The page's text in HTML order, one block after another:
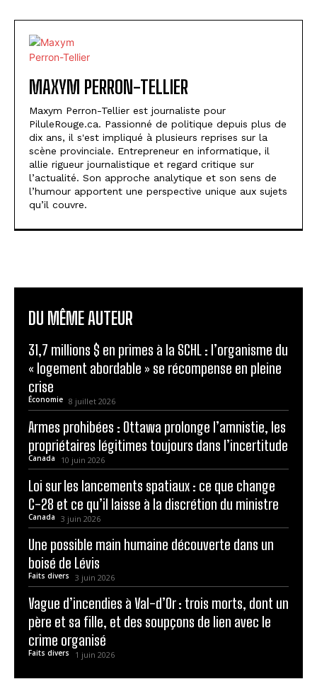
MAXYM PERRON-TELLIER
Maxym Perron-Tellier est journaliste pour
PiluleRouge.ca. Passionné de politique depuis plus de
dix ans, il s'est impliqué à plusieurs reprises sur la
scène provinciale. Entrepreneur en informatique, il
allie rigueur journalistique et regard critique sur
l’actualité. Son approche analytique et son sens de
l’humour apportent une perspective unique aux sujets
qu’il couvre.
DU MÊME AUTEUR
31,7 millions $ en primes à la SCHL : l’organisme du
« logement abordable » se récompense en pleine
crise
Économie 8 juillet 2026
Armes prohibées : Ottawa prolonge l’amnistie, les
propriétaires légitimes toujours dans l’incertitude
Canada 10 juin 2026
Loi sur les lancements spatiaux : ce que change
C-28 et ce qu’il laisse à la discrétion du ministre
Canada 3 juin 2026
Une possible main humaine découverte dans un
boisé de Lévis
Faits divers 3 juin 2026
Vague d’incendies à Val-d’Or : trois morts, dont un
père et sa fille, et des soupçons de lien avec le
crime organisé
Faits divers 1 juin 2026